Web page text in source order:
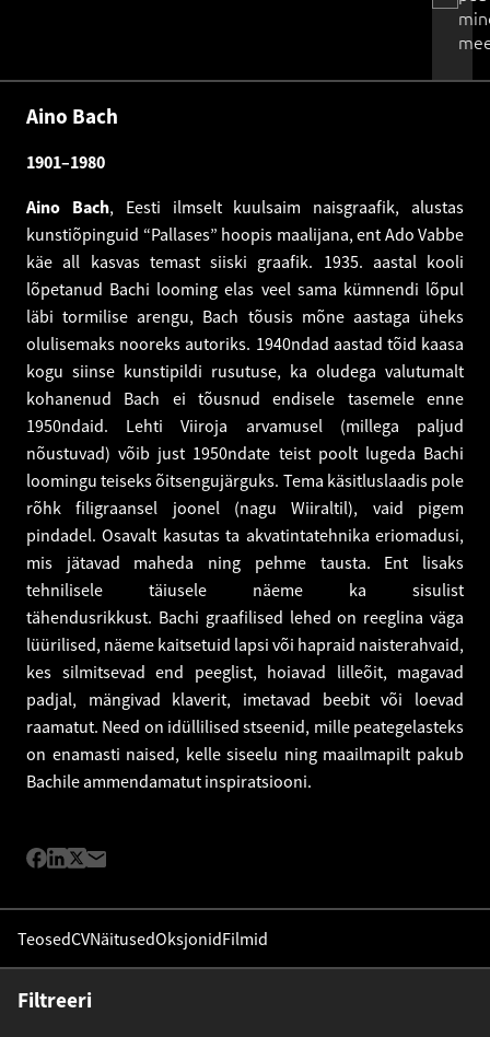
Aino Bach
1901–1980
Aino Bach, Eesti ilmselt kuulsaim naisgraafik, alustas
kunstiõpinguid “Pallases” hoopis maalijana, ent Ado Vabbe
käe all kasvas temast siiski graafik. 1935. aastal kooli
lõpetanud Bachi looming elas veel sama kümnendi lõpul
läbi tormilise arengu, Bach tõusis mõne aastaga üheks
olulisemaks nooreks autoriks. 1940ndad aastad tõid kaasa
kogu siinse kunstipildi rusutuse, ka oludega valutumalt
kohanenud Bach ei tõusnud endisele tasemele enne
1950ndaid. Lehti Viiroja arvamusel (millega paljud
nõustuvad) võib just 1950ndate teist poolt lugeda Bachi
loomingu teiseks õitsengujärguks. Tema käsitluslaadis pole
rõhk filigraansel joonel (nagu Wiiraltil), vaid pigem
pindadel. Osavalt kasutas ta akvatintatehnika eriomadusi,
mis jätavad maheda ning pehme tausta. Ent lisaks
tehnilisele täiusele näeme ka sisulist
tähendusrikkust. Bachi graafilised lehed on reeglina väga
lüürilised, näeme kaitsetuid lapsi või hapraid naisterahvaid,
kes silmitsevad end peeglist, hoiavad lilleõit, magavad
padjal, mängivad klaverit, imetavad beebit või loevad
raamatut. Need on idüllilised stseenid, mille peategelasteks
on enamasti naised, kelle siseelu ning maailmapilt pakub
Bachile ammendamatut inspiratsiooni.
TeosedCVNäitusedOksjonidFilmid
Filtreeri